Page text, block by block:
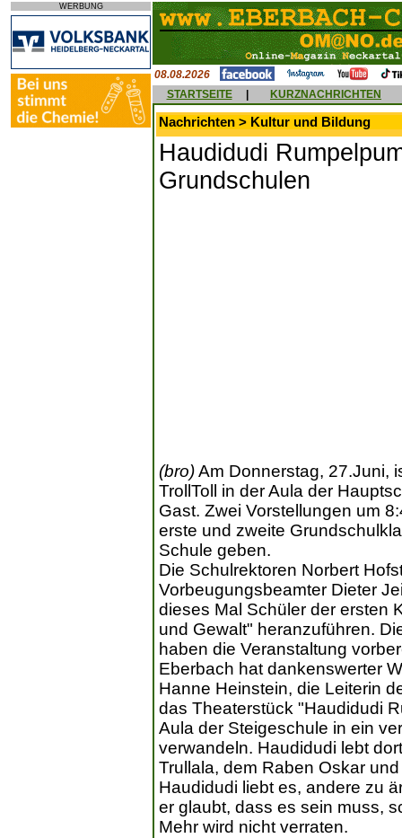
WERBUNG
08.08.2026
STARTSEITE
KURZNACHRICHTEN
Nachrichten > Kultur und Bildung
Haudidudi
Grundschulen
(bro)Am Donnerstag, 27.Juni,
TrollToll in der Aula der
Gast. Zwei Vorstellungen um
erste und zweite
Schule geben.
Die Schulrektoren Norbert
Vorbeugungsbeamter Dieter
dieses Mal Schüler der ersten
und Gewalt" heranzuführen.
haben die Veranstaltung
Eberbach hat dankenswerter
Hanne Heinstein, die Leiterin
das Theaterstück "Haudidudi
Aula der Steigeschule in ein
verwandeln. Haudidudi lebt
Trullala, dem Raben Oskar
Haudidudi liebt es, andere zu
er glaubt, dass es sein muss,
Mehr wird nicht verraten.